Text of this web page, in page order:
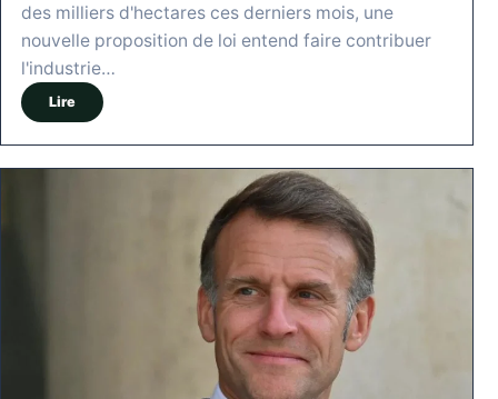
des milliers d'hectares ces derniers mois, une
nouvelle proposition de loi entend faire contribuer
l'industrie…
Lire